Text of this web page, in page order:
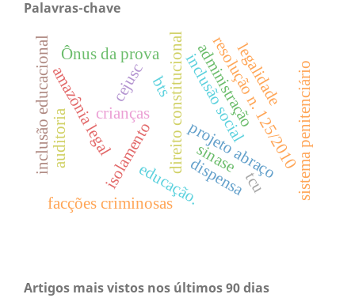
Palavras-chave
direito constitucional
isolamento
inclusão social
educação.
projeto abraço
cejusc resolução n. 125/2010
facções criminosas
sistema penitenciário
crianças
sinase
amazônia legal
Ônus da prova
inclusão educacional bts administração
dispensa
legalidade
auditoria
tcu
Artigos mais vistos nos últimos 90 dias